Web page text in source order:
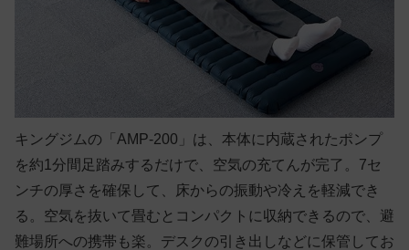
キングジムの「AMP-200」は、本体に内蔵されたポンプ
を約1分間足踏みするだけで、空気の充てんが完了。7セ
ンチの厚さを確保して、床からの振動や冷えを軽減でき
る。空気を抜いて畳むとコンパクトに収納できるので、避
難場所への携帯も楽。デスクの引き出しなどに保管してお